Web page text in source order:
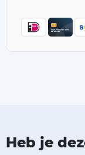
Heb je